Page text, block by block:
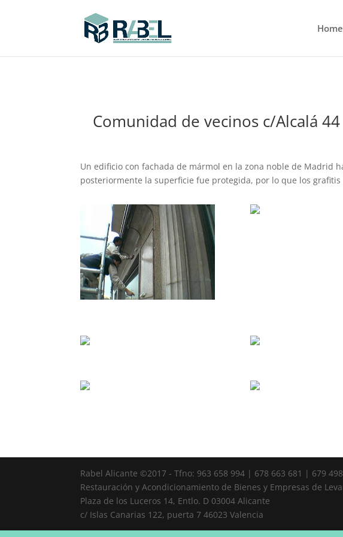
Home
Comunidad de vecinos c/Alcalá
Un edificio con fachada de mármol en la zona noble de Madrid
posteriormente la superficie fue protegida, por lo que los
Rabel Alicante ©2017 - Tfno: 963 658 994 | 678 663 681 | 679
Restauración y Acondicionamiento de Bienes y Empresas de
Plaza de los Luceros 14, Entlo. D 03004 Alicante
c/ Islas Canarias 122, puerta 7 46023 Valencia